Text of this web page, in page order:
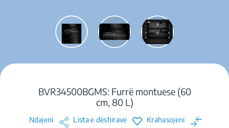
BVR34500BGMS: Furrë montuese (60
cm, 80 L)
Ndajeni Lista e dëshirave Krahasojeni